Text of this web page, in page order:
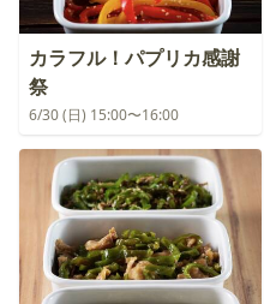
カラフル！パプリカ感謝
祭
6/30 (日) 15:00〜16:00